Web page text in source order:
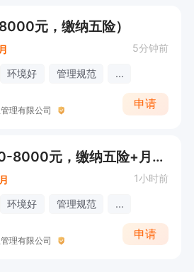
元，缴纳五险）
5分钟前
环境好 管理规范 ...
理有限公司
申请
电话销售（4000-8000元，缴纳五险+月休四天）
1小时前
环境好 管理规范 ...
理有限公司
申请